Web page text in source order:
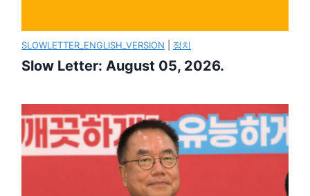
SLOWLETTER_ENGLISH_VERSION 정치
Slow Letter: August 05, 2026.